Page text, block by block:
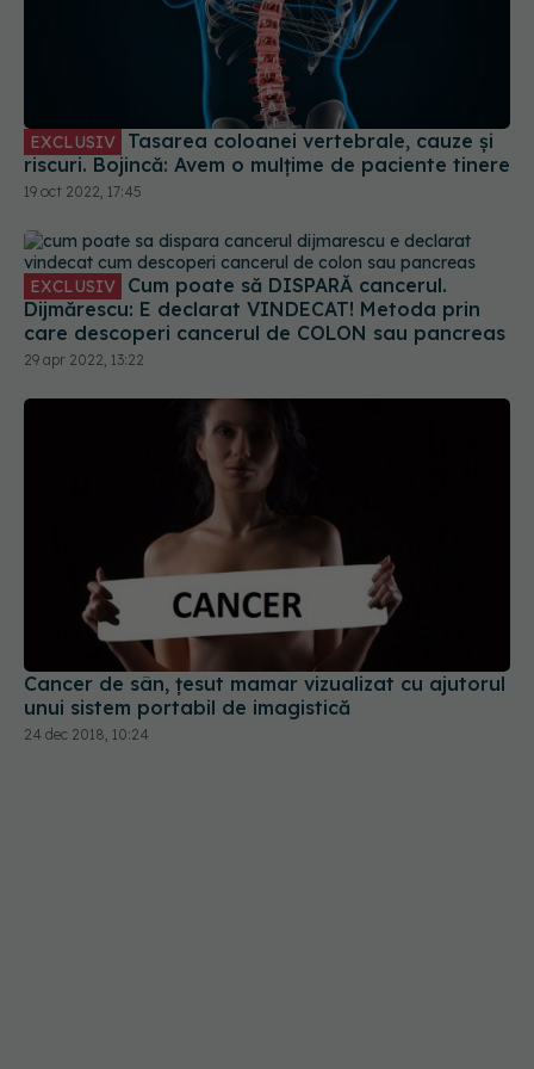
EXCLUSIV
riscuri. Bojincă: Avem o mulțime de paciente tinere
19 oct 2022, 17:45
EXCLUSIV
Dijmărescu: E declarat VINDECAT! Metoda prin
care descoperi cancerul de COLON sau pancreas
29 apr 2022, 13:22
Cancer de sân, țesut mamar vizualizat cu ajutorul
unui sistem portabil de imagistică
24 dec 2018, 10:24